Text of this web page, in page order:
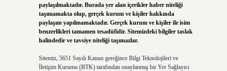
paylaşılmaktadır. Burada yer alan içerikler haber niteliği
taşımamakta olup, gerçek kurum ve kişiler hakkında
paylaşım yapılmamaktadır. Gerçek kurum ve kişiler ile isim
benzerlikleri tamamen tesadüfidir. Sitemizdeki bilgiler taslak
halindedir ve tavsiye niteliği taşımazlar.
Sitemiz, 5651 Sayılı Kanun gereğince Bilgi Teknolojileri ve
İletişim Kurumu (BTK) tarafından onaylanmış bir Yer Sağlayıcı